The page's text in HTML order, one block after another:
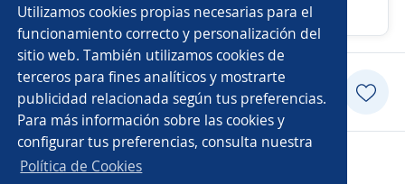
Utilizamos cookies propias necesarias para el
funcionamiento correcto y personalización del
sitio web. También utilizamos cookies de
terceros para fines analíticos y mostrarte
publicidad relacionada según tus preferencias.
Para más información sobre las cookies y
configurar tus preferencias, consulta nuestra
Política de Cookies
Más de 30 días
Postularme
Copyright 2014 - 2026 DGNET LTD.
Aviso legal